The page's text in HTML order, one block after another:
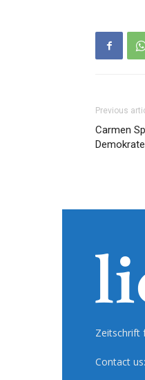
Previous
Carmen
Zeitschrift
Contact us: